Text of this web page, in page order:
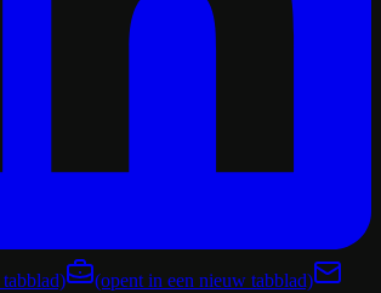
(opent in een nieuw tabblad)